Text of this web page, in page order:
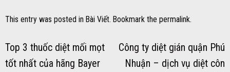
This entry was posted in Bài Viết. Bookmark the permalink.
Top 3 thuốc diệt mối mọt
tốt nhất của hãng Bayer
Công ty diệt gián quận Phú
Nhuận – dịch vụ diệt côn